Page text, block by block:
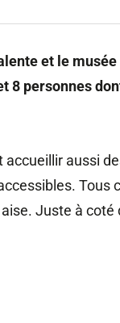
et le musée
8 personnes
aussi
Tous
Juste à coté